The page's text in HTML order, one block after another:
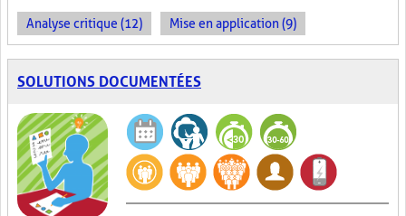
Analyse critique (12) Mise en application (9)
SOLUTIONS DOCUMENTÉES